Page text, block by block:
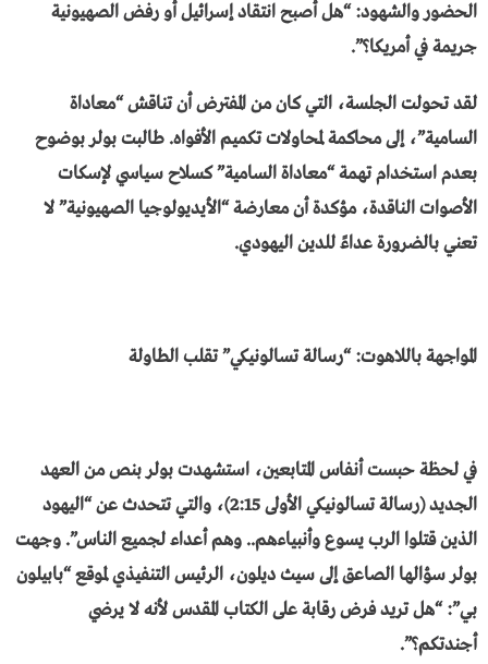
الحضور والشهود: “هل أصبح انتقاد إسرائيل أو رفض الصهيونية
جريمة في أمريكا؟”.
​لقد تحولت الجلسة، التي كان من المفترض أن تناقش “معاداة
السامية”، إلى محاكمة لمحاولات تكميم الأفواه. طالبت بولر بوضوح
بعدم استخدام تهمة “معاداة السامية” كسلاح سياسي لإسكات
الأصوات الناقدة، مؤكدة أن معارضة “الأيديولوجيا الصهيونية” لا
تعني بالضرورة عداءً للدين اليهودي.
​المواجهة باللاهوت: “رسالة تسالونيكي” تقلب الطاولة
​في لحظة حبست أنفاس المتابعين، استشهدت بولر بنص من العهد
الجديد (رسالة تسالونيكي الأولى 2:15)، والتي تتحدث عن “اليهود
الذين قتلوا الرب يسوع وأنبياءهم.. وهم أعداء لجميع الناس”. وجهت
بولر سؤالها الصاعق إلى سيث ديلون، الرئيس التنفيذي لموقع “بابيلون
بي”: “هل تريد فرض رقابة على الكتاب المقدس لأنه لا يرضي
أجندتكم؟”.